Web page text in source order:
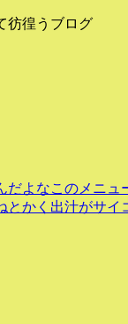
彷徨うブログ
だよなこのメニ
とかく出汁がサ